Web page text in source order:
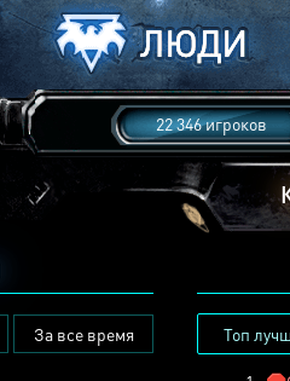
22 346 игроков
За все время Топ